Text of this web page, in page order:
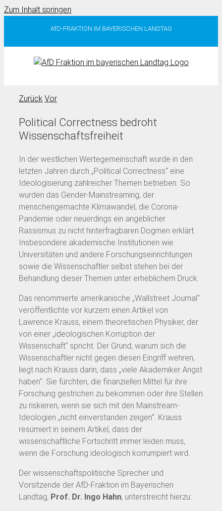
Zum Inhalt springen
AfD-FRAKTION IM BAYERISCHEN LANDTAG
Zurück Vor
Political Correctness bedroht
Wissenschaftsfreiheit
In der westlichen Wertegemeinschaft wurde in den
letzten Jahren durch „Political Correctness“ eine
Ideologisierung zahlreicher Themen betrieben. So
wurden das Gender-Mainstreaming, der
menschengemachte Klimawandel, die Corona-
Pandemie oder neuerdings ein angeblicher
Rassismus zu nicht hinterfragbaren Dogmen erklärt.
Insbesondere akademische Institutionen wie
Universitäten und andere Forschungseinrichtungen
sowie die Wissenschaftler selbst stehen bei der
Behandlung dieser Themen unter erheblichem Druck.
Das renommierte amerikanische „Wallstreet Journal“
veröffentlichte vor kurzem einen Artikel von
Lawrence Krauss, einem theoretischen Physiker, der
von einer „ideologischen Korruption der
Wissenschaft“ spricht. Der Grund, warum sich die
Wissenschaftler nicht gegen diesen Eingriff wehren,
liegt nach Krauss darin, dass „viele Akademiker Angst
haben“. Sie fürchten, die finanziellen Mittel für ihre
Forschung gestrichen zu bekommen oder ihre Stellen
zu riskieren, wenn sie sich mit den Mainstream-
Ideologien „nicht einverstanden zeigen“. Krauss
resümiert in seinem Artikel, dass der
wissenschaftliche Fortschritt immer leiden muss,
wenn die Forschung ideologisch korrumpiert wird.
Der wissenschaftspolitische Sprecher und
Vorsitzende der AfD-Fraktion im Bayerischen
Landtag, Prof. Dr. Ingo Hahn, unterstreicht hierzu: